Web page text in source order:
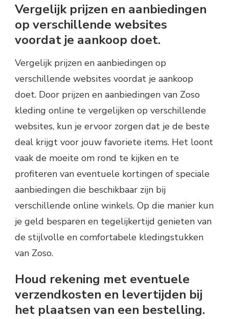
Vergelijk prijzen en aanbiedingen
op verschillende websites
voordat je aankoop doet.
Vergelijk prijzen en aanbiedingen op
verschillende websites voordat je aankoop
doet. Door prijzen en aanbiedingen van Zoso
kleding online te vergelijken op verschillende
websites, kun je ervoor zorgen dat je de beste
deal krijgt voor jouw favoriete items. Het loont
vaak de moeite om rond te kijken en te
profiteren van eventuele kortingen of speciale
aanbiedingen die beschikbaar zijn bij
verschillende online winkels. Op die manier kun
je geld besparen en tegelijkertijd genieten van
de stijlvolle en comfortabele kledingstukken
van Zoso.
Houd rekening met eventuele
verzendkosten en levertijden bij
het plaatsen van een bestelling.